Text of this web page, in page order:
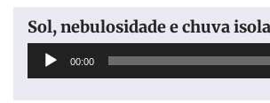
Sol, nebulosidade e chuva
Tocador
00:00